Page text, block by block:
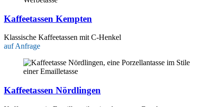
Kaffeetassen Kempten
Klassische Kaffeetassen mit C-Henkel
auf Anfrage
Kaffeetassen Nördlingen